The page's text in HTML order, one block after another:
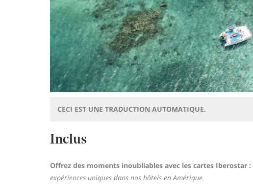
CECI EST UNE TRADUCTION AUTOMATIQUE.
Inclus
Offrez des moments inoubliables avec les cartes Iberostar :
expériences uniques dans nos hôtels en Amérique.